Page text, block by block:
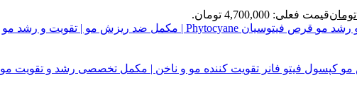
تومانقیمت فعلی: 4,700,000 تومان.
قرص فیتوسیان Phytocyane | مکمل ضد ریزش مو | تقویت و رشد مو
کپسول فیتو فانر تقویت کننده مو و ناخن | مکمل تخصصی رشد و تقویت مو